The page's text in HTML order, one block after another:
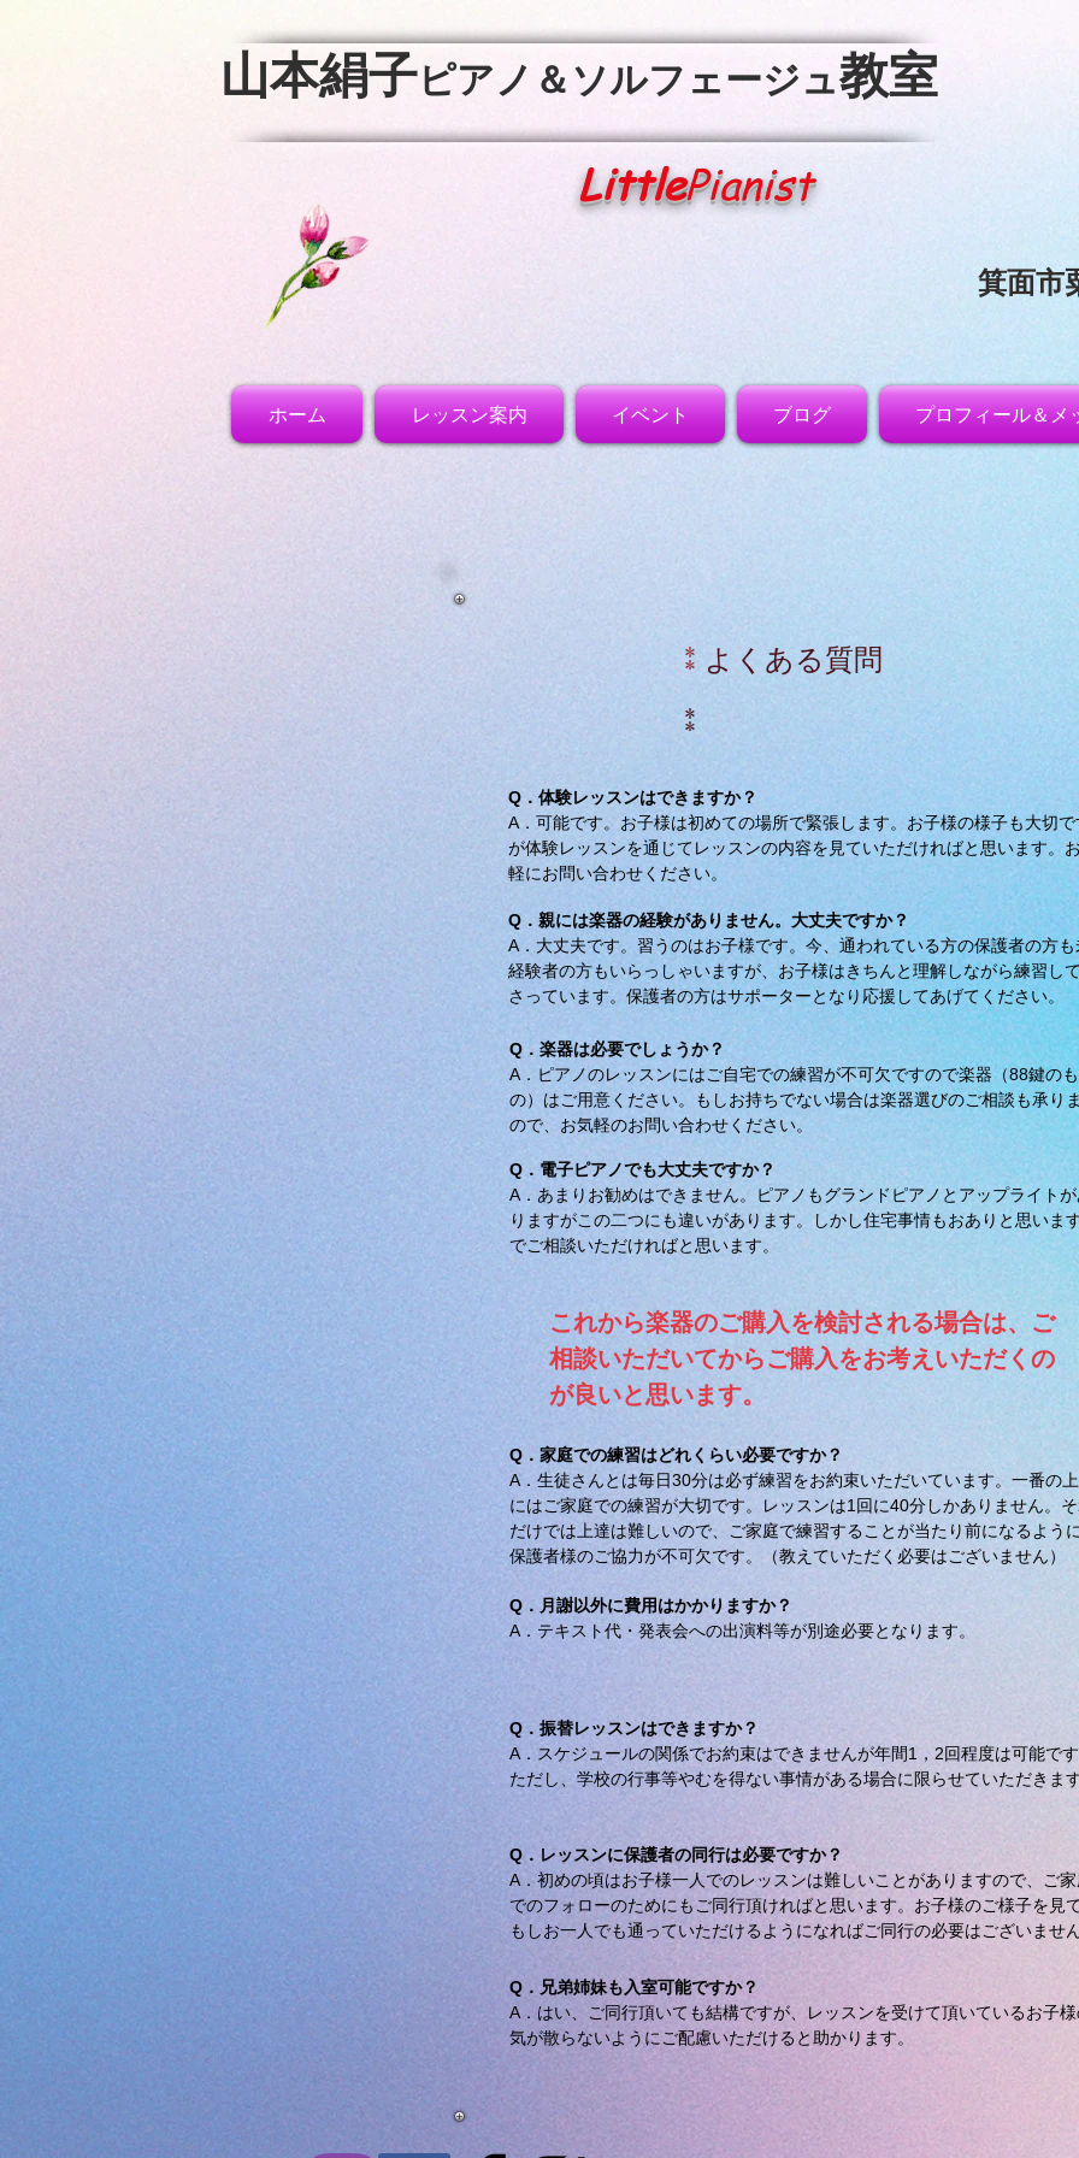
​山本絹子ピアノ＆ソルフェージュ教室
LittlePianist
箕面市
ホーム レッスン案内 イベント ブログ プロフィール＆メ
⁑ よくある質問
⁑
Q．体験レッスンはできますか？
A．可能です。お子様は初めての場所で緊張します。お子様の様子も大切で
が体験レッスンを通じてレッスンの内容を見ていただければと思います。
軽にお問い合わせください。
Q．親には楽器の経験がありません。大丈夫ですか？
A．大丈夫です。習うのはお子様です。今、通われている方の保護者の方も
経験者の方もいらっしゃいますが、お子様はきちんと理解しながら練習し
さっています。保護者の方はサポーターとなり応援してあげてください。
Q．楽器は必要でしょうか？
A．ピアノのレッスンにはご自宅での練習が不可欠ですので楽器（88鍵のも
の）はご用意ください。もしお持ちでない場合は楽器選びのご相談も承り
ので、お気軽のお問い合わせください。
Q．電子ピアノでも大丈夫ですか？
A．あまりお勧めはできません。ピアノもグランドピアノとアップライト
りますがこの二つにも違いがあります。しかし住宅事情もおありと思いま
でご相談いただければと思います。
これから​楽器のご購入を検討される場合は、ご
相談いただいてからご購入をお考えいただくの
が良いと思います。
Q．家庭での練習はどれくらい必要ですか？
A．生徒さんとは毎日30分は必ず練習をお約束いただいています。一番の
にはご家庭での練習が大切です。レッスンは1回に40分しかありません。
だけでは上達は難しいので、ご家庭で練習することが当たり前になるよう
保護者様のご協力が不可欠です。（教えていただく必要はございません）
Q．月謝以外に費用はかかりますか？
A．テキスト代・発表会への出演料等が別途必要となります。
Q．振替レッスンはできますか？
A．スケジュールの関係でお約束はできませんが年間1，2回程度は可能で
ただし、学校の行事等やむを得ない事情がある場合に限らせていただきま
Q．レッスンに保護者の同行は必要ですか？
A．初めの頃はお子様一人でのレッスンは難しいことがありますので、ご
でのフォローのためにもご同行頂ければと思います。お子様のご様子を見
もしお一人でも通っていただけるようになればご同行の必要はございませ
Q．兄弟姉妹も入室可能ですか？
A．はい、ご同行頂いても結構ですが、レッスンを受けて頂いているお子
気が散らないようにご配慮いただけると助かります。